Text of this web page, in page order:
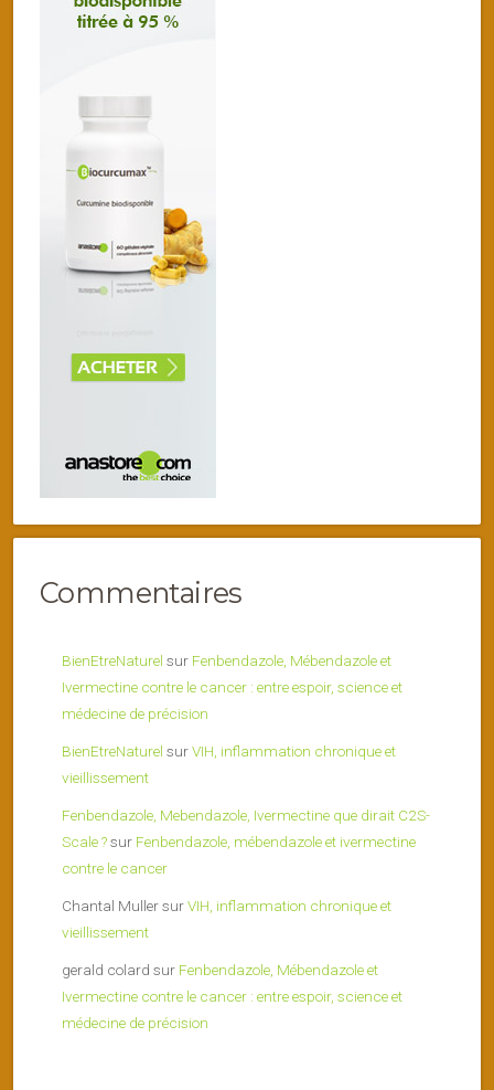
Commentaires
BienEtreNaturel sur Fenbendazole, Mébendazole et
Ivermectine contre le cancer : entre espoir, science et
médecine de précision
BienEtreNaturel surVIH, inflammation chronique et
vieillissement
Fenbendazole, Mebendazole, Ivermectine que dirait C2S-
Scale ?sur Fenbendazole, mébendazole et ivermectine
contre le cancer
Chantal MullersurVIH, inflammation chronique et
vieillissement
gerald colard sur Fenbendazole, Mébendazole et
Ivermectine contre le cancer : entre espoir, science et
médecine de précision